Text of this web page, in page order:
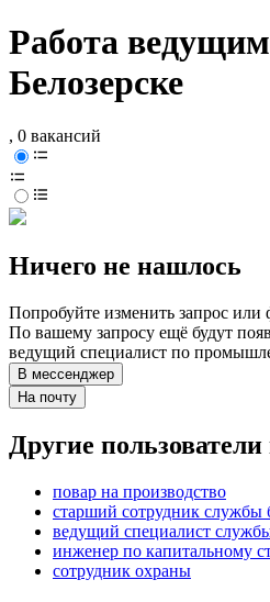
Работа
Белозерске
, 0 вакансий
Ничего не нашлось
Попробуйте изменить запрос или
По вашему запросу ещё будут
ведущий специалист по
В мессенджер
На почту
Другие
повар на производство
старший сотрудник службы
ведущий специалист
инженер по капитальному
сотрудник охраны